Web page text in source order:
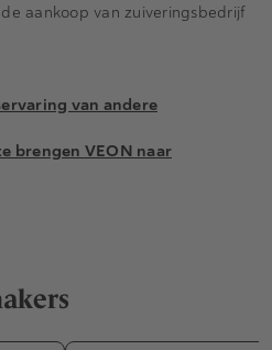
aankoop van zuiveringsbedrijf
van andere
brengen VEON naar